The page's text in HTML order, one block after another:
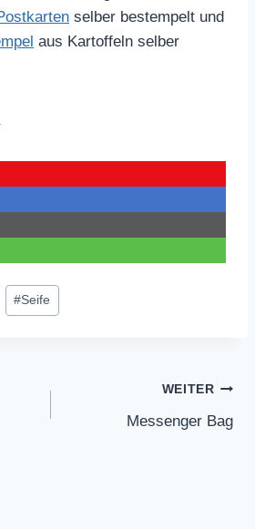
selber bestempelt und
aus Kartoffeln selber
#Seife
WEITER
Messenger Bag